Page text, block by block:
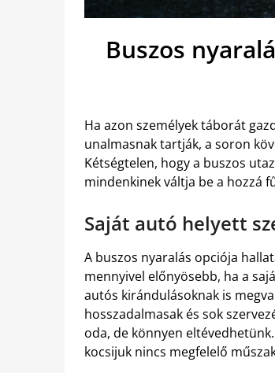
Buszos
Ha azon személyek táborát
unalmasnak tartják, a soron
Kétségtelen, hogy a buszos
mindenkinek váltja be a hozzá
Saját autó helyett
A buszos nyaralás opciója
mennyivel előnyösebb, ha a
autós kirándulásoknak is
hosszadalmasak és sok
oda, de könnyen
kocsijuk nincs megfelelő